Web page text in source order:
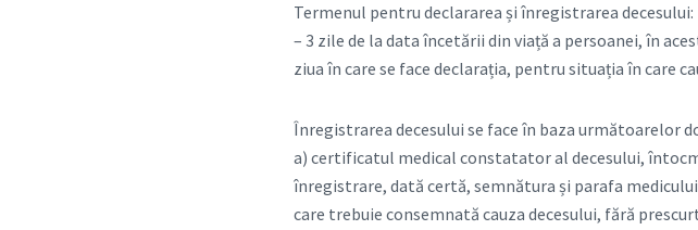
Termenul pentru declararea și înregistrarea decesului:
– 3 zile de la data încetării din viață a persoanei, în
ziua în care se face declarația, pentru situația în care
Înregistrarea decesului se face în baza următoarelor
a) certificatul medical constatator al decesului,
înregistrare, dată certă, semnătura și parafa
care trebuie consemnată cauza decesului, fără